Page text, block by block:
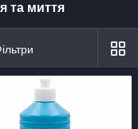
та миття